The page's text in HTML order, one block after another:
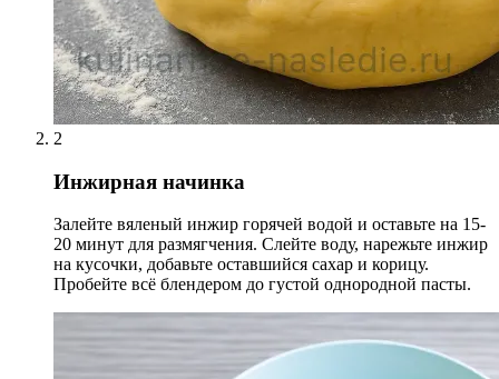
2
Инжирная начинка
Залейте вяленый инжир горячей водой и оставьте на 15-
20 минут для размягчения. Слейте воду, нарежьте инжир
на кусочки, добавьте оставшийся сахар и корицу.
Пробейте всё блендером до густой однородной пасты.